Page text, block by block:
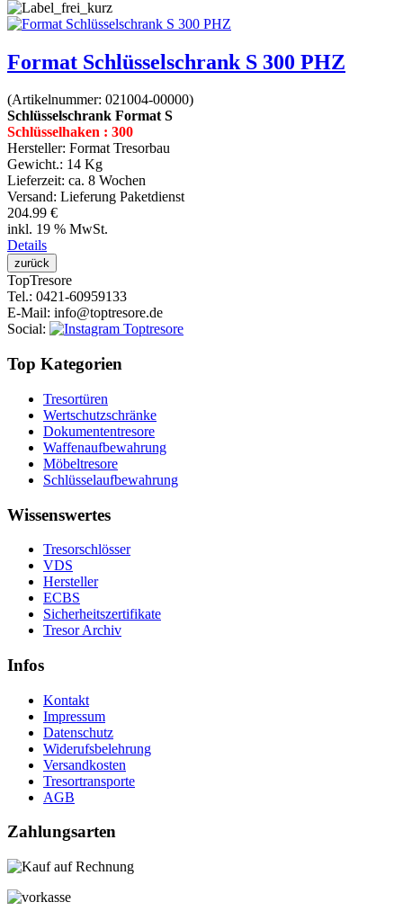
Format Schlüsselschrank S 300 PHZ
(Artikelnummer: 021004-00000)
Schlüsselschrank Format S
Schlüsselhaken : 300
Hersteller: Format Tresorbau
Gewicht.: 14 Kg
Lieferzeit: ca. 8 Wochen
Versand: Lieferung Paketdienst
204.99 €
inkl. 19 % MwSt.
Details
TopTresore
Tel.: 0421-60959133
E-Mail: info@toptresore.de
Social:
Top Kategorien
Tresortüren
Wertschutzschränke
Dokumententresore
Waffenaufbewahrung
Möbeltresore
Schlüsselaufbewahrung
Wissenswertes
Tresorschlösser
VDS
Hersteller
ECBS
Sicherheitszertifikate
Tresor Archiv
Infos
Kontakt
Impressum
Datenschutz
Widerufsbelehrung
Versandkosten
Tresortransporte
AGB
Zahlungsarten